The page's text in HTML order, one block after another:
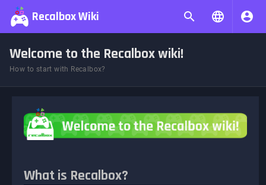
Recalbox Wiki
Welcome to the Recalbox wiki!
How to start with Recalbox?
What is Recalbox?